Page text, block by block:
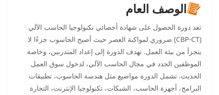
الوصف العام
تعد دورة الحصول على شهادة أخصائي تكنولوجيا الحاسب الآلي
(CBP-CT) ضروري لمواكبة العصر حيث أصبح الحاسوب جزءًا لا
يتجزأ من بيئة العمل. تهدف الدورة إلى إعداد المتدربين، وخاصة
الموظفين الجدد في مجال الحاسب الآلي، لدخول سوق العمل
الحديث. تشمل الدورة مواضيع مثل هندسة الحاسوب، تطبيقات
البرامج، أجهزة الحاسب، الشبكات، تكنولوجيا الإنترنت، التجارة